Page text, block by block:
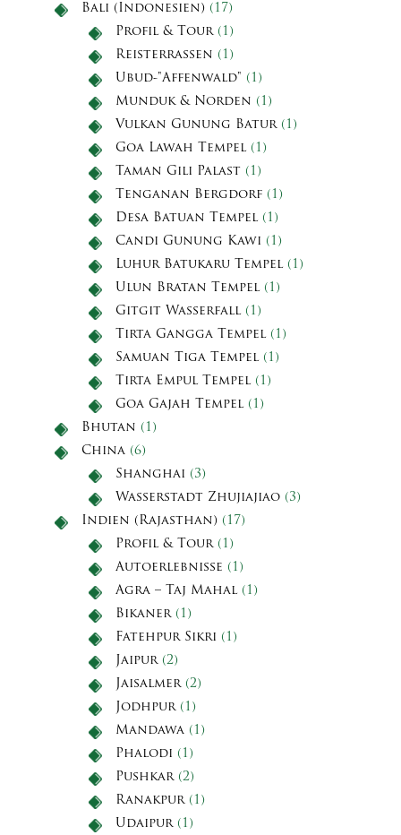
Bali (Indonesien) (17)
Profil & Tour(1)
Reisterrassen (1)
Ubud-"Affenwald" (1)
Munduk & Norden (1)
Vulkan Gunung Batur(1)
Goa Lawah Tempel (1)
Taman Gili Palast (1)
Tenganan Bergdorf (1)
Desa Batuan Tempel (1)
Candi Gunung Kawi (1)
Luhur Batukaru Tempel (1)
Ulun Bratan Tempel (1)
Gitgit Wasserfall (1)
Tirta Gangga Tempel (1)
Samuan Tiga Tempel (1)
Tirta Empul Tempel (1)
Goa Gajah Tempel (1)
Bhutan (1)
China (6)
Shanghai (3)
Wasserstadt Zhujiajiao (3)
Indien (Rajasthan) (17)
Profil & Tour(1)
Autoerlebnisse (1)
Agra – Taj Mahal (1)
Bikaner(1)
Fatehpur Sikri (1)
Jaipur(2)
Jaisalmer(2)
Jodhpur(1)
Mandawa (1)
Phalodi (1)
Pushkar(2)
Ranakpur(1)
Udaipur(1)